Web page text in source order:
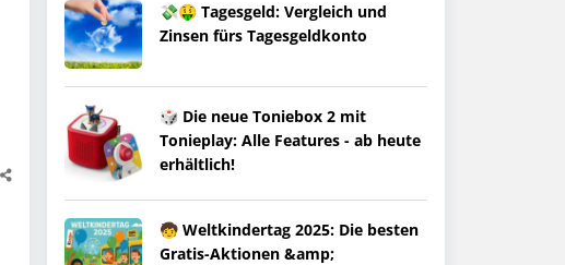
💸🤑 Tagesgeld: Vergleich und
Zinsen fürs Tagesgeldkonto
🎲 Die neue Toniebox 2 mit
Tonieplay: Alle Features - ab heute
erhältlich!
🧒 Weltkindertag 2025: Die besten
Gratis-Aktionen &amp;